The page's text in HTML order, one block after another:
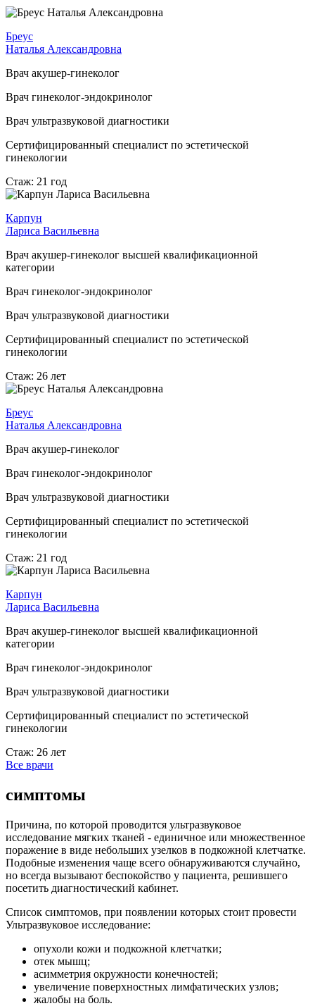
Бреус
Наталья Александровна
Врач акушер-гинеколог
Врач гинеколог-эндокринолог
Врач ультразвуковой диагностики
Сертифицированный специалист по эстетической
гинекологии
Стаж: 21 год
Карпун
Лариса Васильевна
Врач акушер-гинеколог высшей квалификационной
категории
Врач гинеколог-эндокринолог
Врач ультразвуковой диагностики
Сертифицированный специалист по эстетической
гинекологии
Стаж: 26 лет
Бреус
Наталья Александровна
Врач акушер-гинеколог
Врач гинеколог-эндокринолог
Врач ультразвуковой диагностики
Сертифицированный специалист по эстетической
гинекологии
Стаж: 21 год
Карпун
Лариса Васильевна
Врач акушер-гинеколог высшей квалификационной
категории
Врач гинеколог-эндокринолог
Врач ультразвуковой диагностики
Сертифицированный специалист по эстетической
гинекологии
Стаж: 26 лет
Все врачи
симптомы
Причина, по которой проводится ультразвуковое
исследование мягких тканей - единичное или множественное
поражение в виде небольших узелков в подкожной клетчатке.
Подобные изменения чаще всего обнаруживаются случайно,
но всегда вызывают беспокойство у пациента, решившего
посетить диагностический кабинет.
Список симптомов, при появлении которых стоит провести
Ультразвуковое исследование:
опухоли кожи и подкожной клетчатки;
отек мышц;
асимметрия окружности конечностей;
увеличение поверхностных лимфатических узлов;
жалобы на боль.